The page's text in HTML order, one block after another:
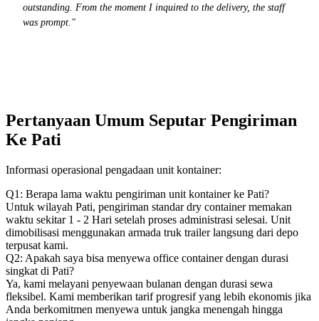
outstanding. From the moment I inquired to the delivery, the staff
was prompt."
Pertanyaan Umum Seputar Pengiriman
Ke Pati
Informasi operasional pengadaan unit kontainer:
Q1: Berapa lama waktu pengiriman unit kontainer ke Pati?
Untuk wilayah Pati, pengiriman standar dry container memakan
waktu sekitar 1 - 2 Hari setelah proses administrasi selesai. Unit
dimobilisasi menggunakan armada truk trailer langsung dari depo
terpusat kami.
Q2: Apakah saya bisa menyewa office container dengan durasi
singkat di Pati?
Ya, kami melayani penyewaan bulanan dengan durasi sewa
fleksibel. Kami memberikan tarif progresif yang lebih ekonomis jika
Anda berkomitmen menyewa untuk jangka menengah hingga